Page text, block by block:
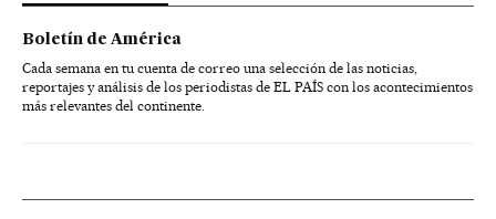
Boletín de América
Cada semana en tu cuenta de correo una selección de las noticias,
reportajes y análisis de los periodistas de EL PAÍS con los acontecimientos
más relevantes del continente.